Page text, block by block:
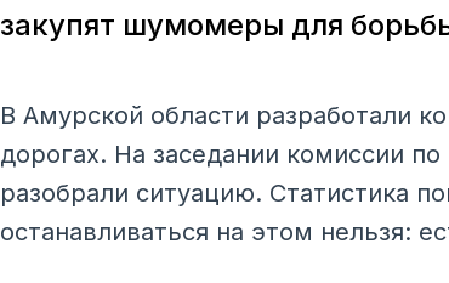
закупят шумомеры для
В Амурской области разработали
дорогах. На заседании комиссии
разобрали ситуацию. Статистика
останавливаться на этом нельзя: